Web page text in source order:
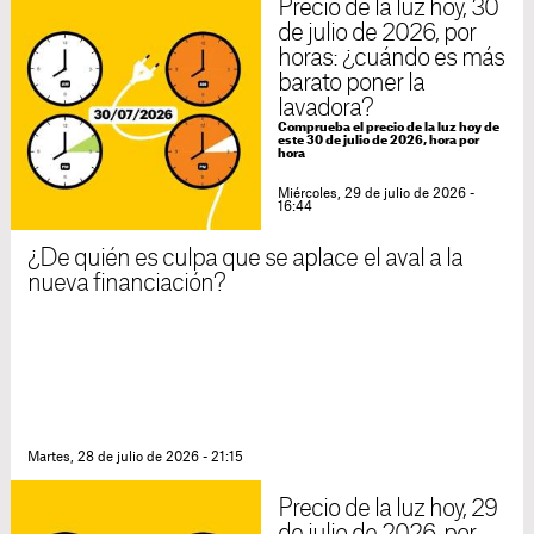
Precio de la luz hoy, 30
de julio de 2026, por
horas: ¿cuándo es más
barato poner la
lavadora?
Comprueba el precio de la luz hoy de
este 30 de julio de 2026, hora por
hora
Miércoles, 29 de julio de 2026 -
16:44
¿De quién es culpa que se aplace el aval a la
nueva financiación?
Martes, 28 de julio de 2026 - 21:15
Precio de la luz hoy, 29